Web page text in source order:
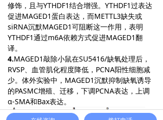
修饰，且与YTHDF1结合增强。YTHDF1过表达
促进MAGED1蛋白表达，而METTL3缺失或
siRNA沉默MAGED1可阻断这一作用，表明
YTHDF1通过m6A依赖方式促进MAGED1翻
译。
4.MAGED1敲除小鼠在SU5416/缺氧处理后，
RVSP、血管肌化程度降低，PCNA阳性细胞减
少。体外实验中，MAGED1沉默抑制缺氧诱导
的PASMC增殖、迁移，下调PCNA表达，上调
α-SMA和Bax表达。